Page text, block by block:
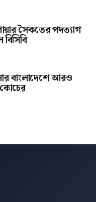
সৈকতের পদত্যাগ
বাংলাদেশে আরও